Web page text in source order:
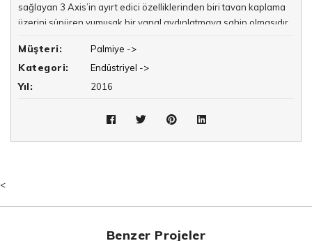
sağlayan 3 Axis’in ayırt edici özelliklerinden biri tavan kaplama
üzerini süpüren yumuşak bir yanal aydınlatmaya sahip olmasıdır.
doku seçenekleri sunulmaktadır. Standart bir sistemde tavan
ışıkları açıldığında bu desen ve dokular ışık kaynaklarına yakın
olması sebebi ile gözükmemektedir. 3 Axis Aydınlatma Sistemi,
ve gece net bir şekilde görüntülenebilmesini sağlamaktadır.
Müşteri: Palmiye ->
Kategori: Endüstriyel ->
Yıl: 2016
<
Benzer Projeler